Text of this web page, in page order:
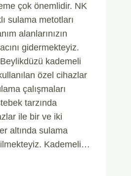
çok önemlidir. NK
sulama metotları
alanlarınızın
gidermekteyiz.
kademeli
özel cihazlar
çalışmaları
tarzında
ile bir ve iki
altında sulama
Kademeli…